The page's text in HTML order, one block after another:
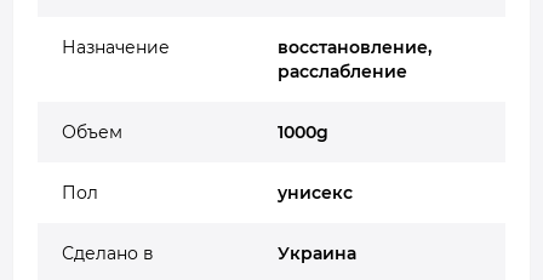
Назначение
восстановление,
расслабление
Объем 1000g
Пол унисекс
Сделано в Украина